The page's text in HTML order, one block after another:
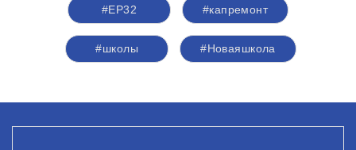
#ЕР32 #капремонт
#школы #Новаяшкола